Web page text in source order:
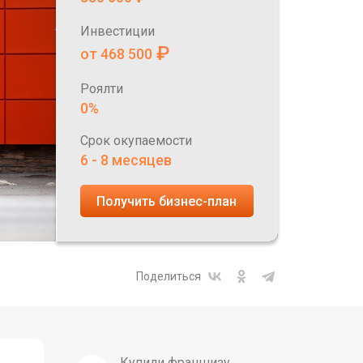
Инвестиции
от 468 500 ₽
Роялти
0%
Срок окупаемости
6 - 8 месяцев
Получить бизнес-план
Поделиться